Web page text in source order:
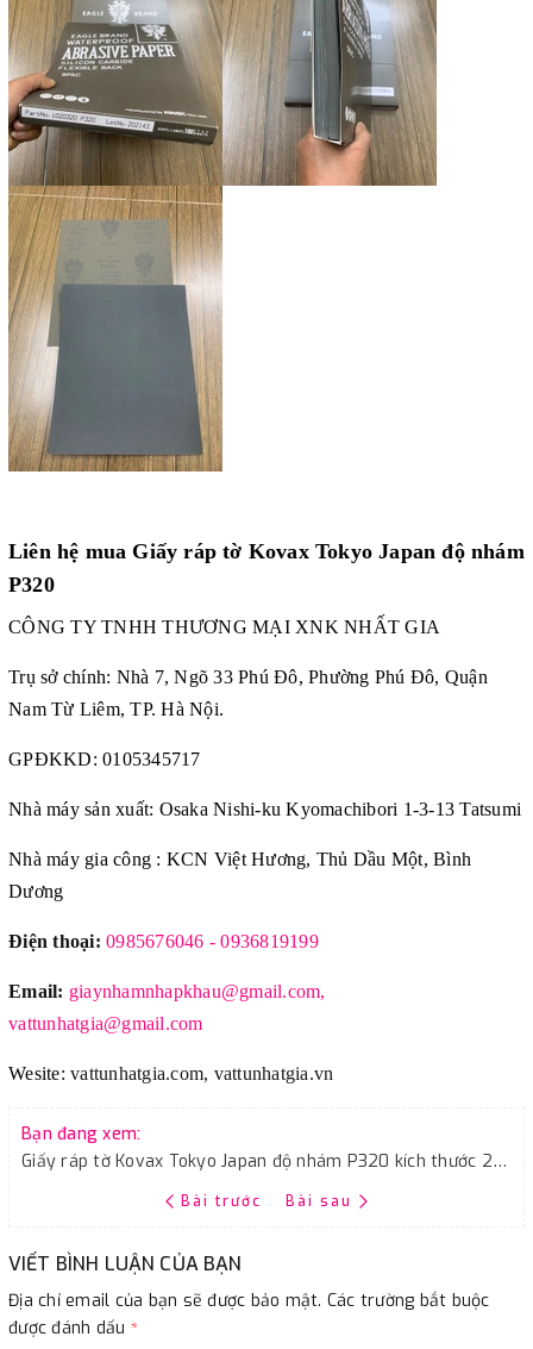
Liên hệ mua Giấy ráp tờ Kovax Tokyo Japan độ nhám
P320
CÔNG TY TNHH THƯƠNG MẠI XNK NHẤT GIA
Trụ sở chính: Nhà 7, Ngõ 33 Phú Đô, Phường Phú Đô, Quận
Nam Từ Liêm, TP. Hà Nội.
GPĐKKD: 0105345717
Nhà máy sản xuất: Osaka Nishi-ku Kyomachibori 1-3-13 Tatsumi
Nhà máy gia công : KCN Việt Hương, Thủ Dầu Một, Bình
Dương
Điện thoại: 0985676046 - 0936819199
Email: giaynhamnhapkhau@gmail.com,
vattunhatgia@gmail.com
Wesite: vattunhatgia.com, vattunhatgia.vn
Bạn đang xem:
Giấy ráp tờ Kovax Tokyo Japan độ nhám P320 kích thước 230mmx280mm
Bài trước Bài sau
VIẾT BÌNH LUẬN CỦA BẠN
Địa chỉ email của bạn sẽ được bảo mật. Các trường bắt buộc
được đánh dấu *